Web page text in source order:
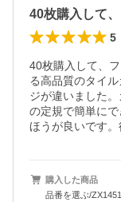
40枚購入して
5
40枚購入して、
る高品質のタイ
ジが違いました
の定規で簡単に
ほうが良いです。
購入した商品
品番を選ぶ/ZX1451